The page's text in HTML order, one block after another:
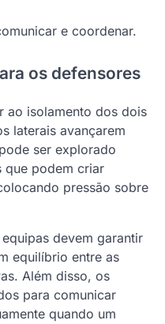
e coordenar.
os defensores
isolamento dos dois
laterais avançarem
ser explorado
que podem criar
pressão sobre
devem garantir
equilíbrio entre as
Além disso, os
para comunicar
quando um